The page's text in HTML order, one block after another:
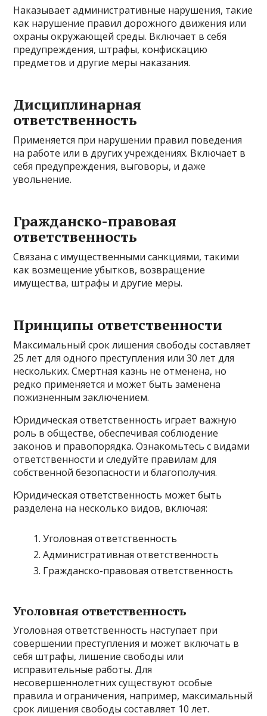
Наказывает административные нарушения, такие
как нарушение правил дорожного движения или
охраны окружающей среды. Включает в себя
предупреждения, штрафы, конфискацию
предметов и другие меры наказания.
Дисциплинарная
ответственность
Применяется при нарушении правил поведения
на работе или в других учреждениях. Включает в
себя предупреждения, выговоры, и даже
увольнение.
Гражданско-правовая
ответственность
Связана с имущественными санкциями, такими
как возмещение убытков, возвращение
имущества, штрафы и другие меры.
Принципы ответственности
Максимальный срок лишения свободы составляет
25 лет для одного преступления или 30 лет для
нескольких. Смертная казнь не отменена, но
редко применяется и может быть заменена
пожизненным заключением.
Юридическая ответственность играет важную
роль в обществе, обеспечивая соблюдение
законов и правопорядка. Ознакомьтесь с видами
ответственности и следуйте правилам для
собственной безопасности и благополучия.
Юридическая ответственность может быть
разделена на несколько видов, включая:
Уголовная ответственность
Административная ответственность
Гражданско-правовая ответственность
Уголовная ответственность
Уголовная ответственность наступает при
совершении преступления и может включать в
себя штрафы, лишение свободы или
исправительные работы. Для
несовершеннолетних существуют особые
правила и ограничения, например, максимальный
срок лишения свободы составляет 10 лет.